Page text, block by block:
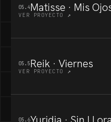
05.4Matisse · Mis
VER PROYECTO ↗
05.5Reik · Viernes
VER PROYECTO ↗
05.6